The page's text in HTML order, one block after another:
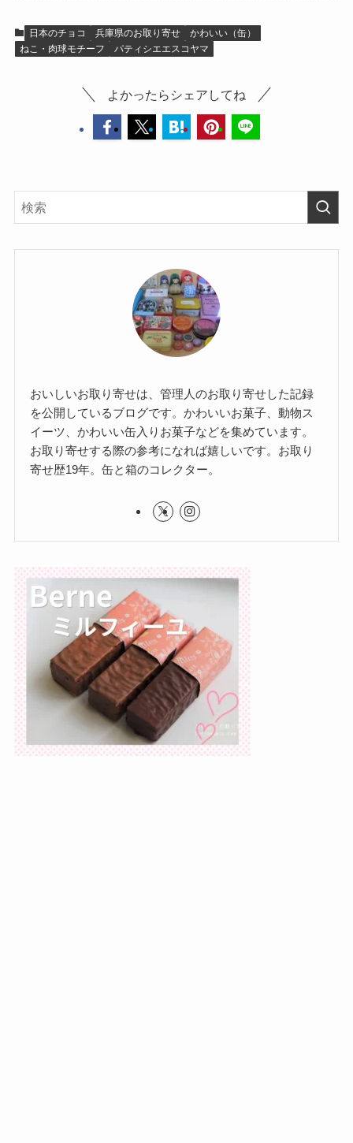
日本のチョコ 兵庫県のお取り寄せ
かわいい（缶）
ねこ・肉球モチーフ
パティシエエスコヤマ
よかったらシェアしてね
おいしいお取り寄せは、管理人のお取り寄せした記録
を公開しているブログです。かわいいお菓子、動物ス
イーツ、かわいい缶入りお菓子などを集めています。
お取り寄せする際の参考になれば嬉しいです。お取り
寄せ歴19年。缶と箱のコレクター。